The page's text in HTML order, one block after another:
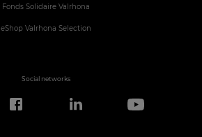
Fonds Solidaire Valrhona
eShop Valrhona Selection
Social networks